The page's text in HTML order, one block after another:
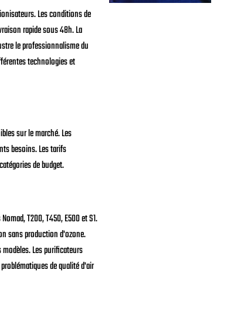
Les conditions de
rapide sous 48h. La
le professionnalisme du
technologies et
sur le marché. Les
besoins. Les tarifs
de budget.
T200, T450, E500 et S1.
sans production d'ozone.
Les purificateurs
de qualité d'air